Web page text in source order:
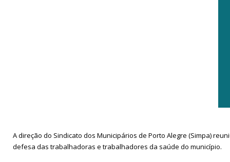
A direção do Sindicato dos Municipários de Porto Alegre (Simpa)
defesa das trabalhadoras e trabalhadores da saúde do município.